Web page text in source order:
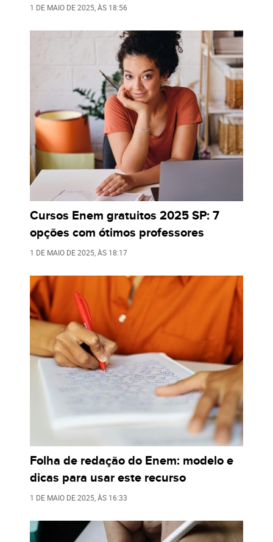
1 DE MAIO DE 2025 , ÀS 18:56
Cursos Enem gratuitos 2025 SP: 7
opções com ótimos professores
1 DE MAIO DE 2025 , ÀS 18:17
Folha de redação do Enem: modelo e
dicas para usar este recurso
1 DE MAIO DE 2025 , ÀS 16:33